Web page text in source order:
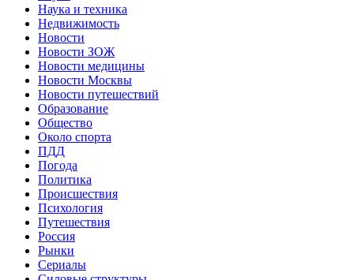
Наука и техника
Недвижимость
Новости
Новости ЗОЖ
Новости медицины
Новости Москвы
Новости путешествий
Образование
Общество
Около спорта
ПДД
Погода
Политика
Происшествия
Психология
Путешествия
Россия
Рынки
Сериалы